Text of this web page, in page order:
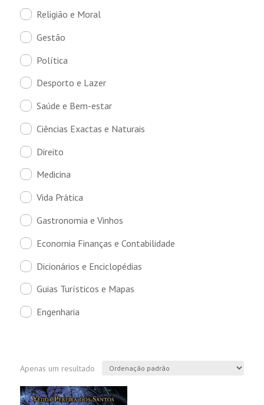
Religião e Moral
Gestão
Política
Desporto e Lazer
Saúde e Bem-estar
Ciências Exactas e Naturais
Direito
Medicina
Vida Prática
Gastronomia e Vinhos
Economia Finanças e Contabilidade
Dicionários e Enciclopédias
Guias Turísticos e Mapas
Engenharia
Apenas um resultado